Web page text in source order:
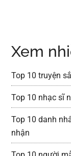
Xem
Top 10 truyện
Top 10 nhạc sĩ
Top 10 danh
nhận